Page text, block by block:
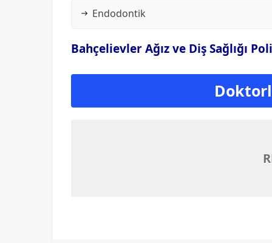
Endodontik
Bahçelievler Ağız ve Diş Sağlığı